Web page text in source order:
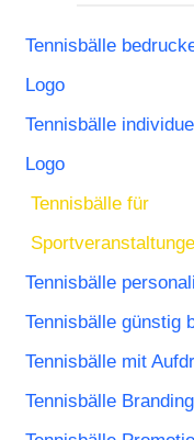
Tennisbälle
Logo
Tennisbälle
Logo
Tennisbälle für
Tennisbälle
Tennisbälle günstig
Tennisbälle mit
Tennisbälle Branding